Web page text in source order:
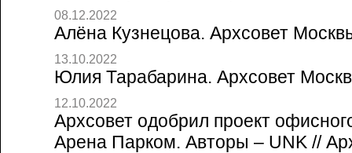
08.12.2022
Алёна Кузнецова. Архсовет
13.10.2022
Юлия Тарабарина. Архсовет
12.10.2022
Архсовет одобрил проект
Арена Парком. Авторы – UNK //